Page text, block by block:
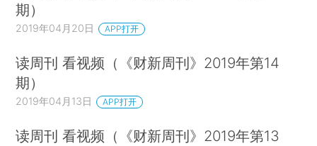
期）
2019年04月20日 APP打开
读周刊 看视频（《财新周刊》2019年第14
期）
2019年04月13日 APP打开
读周刊 看视频（《财新周刊》2019年第13